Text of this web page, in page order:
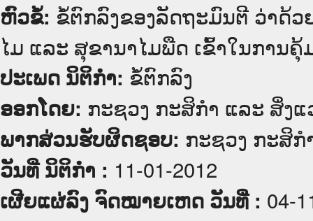
ຫົວຂໍ້: ຂໍ້ຕົກລົງຂອງລັດຖະມົນຕີ ວ່າດ້
ໄມ ແລະ ສຸຂານາໄມພືດ ເຂົ້າໃນການ
ປະເພດ ນິຕິກໍາ: ຂໍ້ຕົກລົງ
ອອກໂດຍ: ກະຊວງ ກະສິກຳ ແລະ ສິ່ງ
ພາກສ່ວນຮັບຜິດຊອບ: ກະຊວງ ກະສິ
ວັນທີ່ ນິຕິກໍາ : 11-01-2012
ເຜີຍແຜ່ລົງ ຈົດໝາຍເຫດ ວັນທີ່ : 04-